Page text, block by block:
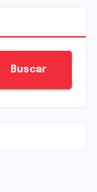
Buscar